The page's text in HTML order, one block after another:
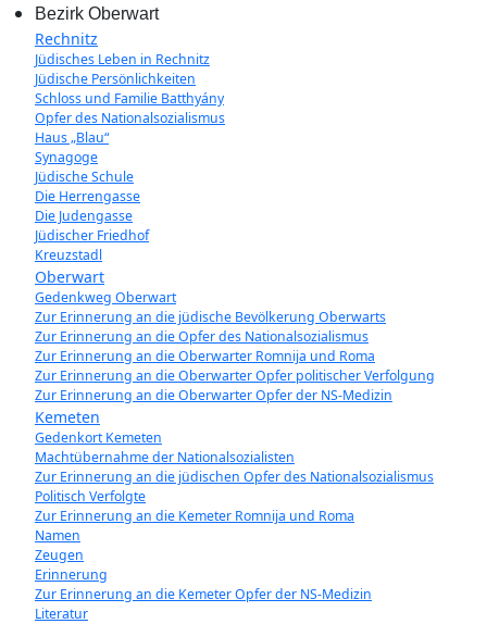
Bezirk Oberwart
Rechnitz
Jüdisches Leben in Rechnitz
Jüdische Persönlichkeiten
Schloss und Familie Batthyány
Opfer des Nationalsozialismus
Haus „Blau“
Synagoge
Jüdische Schule
Die Herrengasse
Die Judengasse
Jüdischer Friedhof
Kreuzstadl
Oberwart
Gedenkweg Oberwart
Zur Erinnerung an die jüdische Bevölkerung Oberwarts
Zur Erinnerung an die Opfer des Nationalsozialismus
Zur Erinnerung an die Oberwarter Romnija und Roma
Zur Erinnerung an die Oberwarter Opfer politischer Verfolgung
Zur Erinnerung an die Oberwarter Opfer der NS-Medizin
Kemeten
Gedenkort Kemeten
Machtübernahme der Nationalsozialisten
Zur Erinnerung an die jüdischen Opfer des Nationalsozialismus
Politisch Verfolgte
Zur Erinnerung an die Kemeter Romnija und Roma
Namen
Zeugen
Erinnerung
Zur Erinnerung an die Kemeter Opfer der NS-Medizin
Literatur